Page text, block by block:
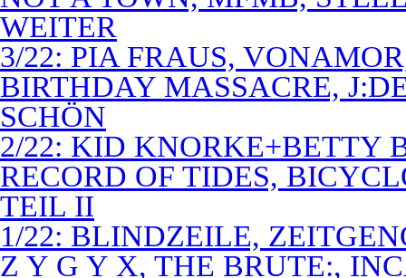
WEITER
3/22: PIA FRAUS,
BIRTHDAY MASSACRE,
SCHÖN
2/22: KID KNORKE+BETTY
RECORD OF TIDES,
TEIL II
1/22: BLINDZEILE,
Z Y G Y X, THE BRUTE:,